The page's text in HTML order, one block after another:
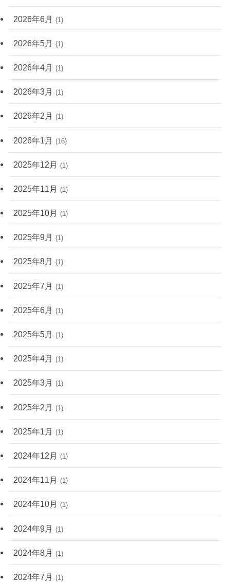
2026年6月 (1)
2026年5月 (1)
2026年4月 (1)
2026年3月 (1)
2026年2月 (1)
2026年1月 (16)
2025年12月 (1)
2025年11月 (1)
2025年10月 (1)
2025年9月 (1)
2025年8月 (1)
2025年7月 (1)
2025年6月 (1)
2025年5月 (1)
2025年4月 (1)
2025年3月 (1)
2025年2月 (1)
2025年1月 (1)
2024年12月 (1)
2024年11月 (1)
2024年10月 (1)
2024年9月 (1)
2024年8月 (1)
2024年7月 (1)